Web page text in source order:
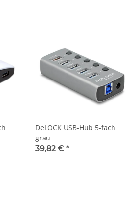
DeLOCK USB-Hub 5-fach
grau
39,82 € *